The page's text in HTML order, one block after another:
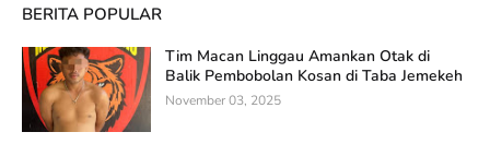
BERITA POPULAR
Tim Macan Linggau Amankan Otak di
Balik Pembobolan Kosan di Taba Jemekeh
November 03, 2025